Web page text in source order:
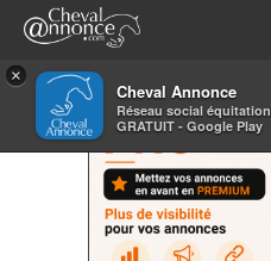
×
Cheval Annonce
Réseau social équitation
GRATUIT - Google Play